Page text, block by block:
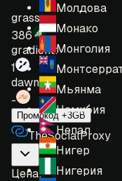
Молдова
Монако
Монголия
Мьянма
Намибия
Непал
Нигер
Нигерия
grass:
386
gradient:
1
dawn:
-
Промокод +3GB
TheSocialProxy
Цена: